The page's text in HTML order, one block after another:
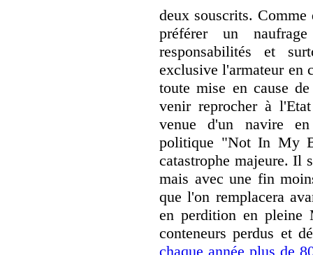
deux souscrits. Comme
préférer un
responsabilités et
exclusive l'armateur en
toute mise en cause
venir reprocher à
venue d'un navire
politique "Not In My
catastrophe majeure. Il
mais avec une fin
que l'on remplacera
en perdition en pleine
conteneurs perdus et
chaque année plus de